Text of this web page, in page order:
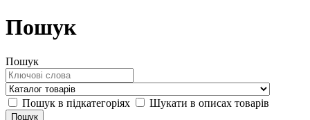
Пошук
Пошук
Пошук в підкатегоріях Шукати в описах товарів